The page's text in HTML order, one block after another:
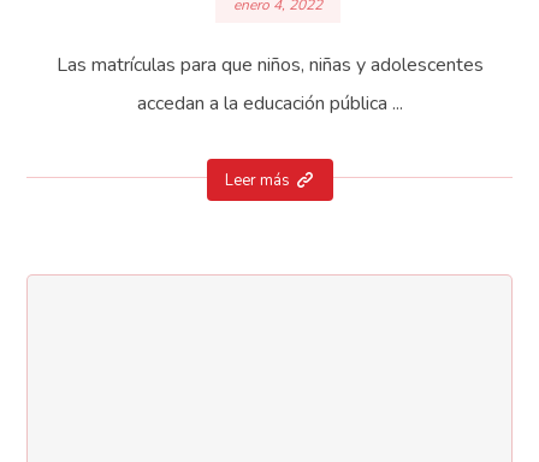
enero 4, 2022
Las matrículas para que niños, niñas y adolescentes
accedan a la educación pública ...
Leer más